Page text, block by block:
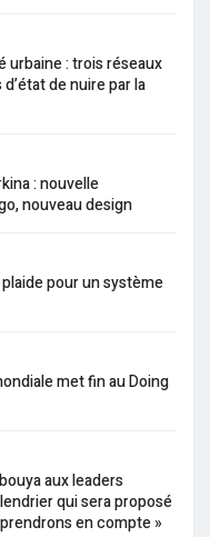
urbaine : trois réseaux
de nuire par la
: nouvelle
nouveau design
pour un système
met fin au Doing
aux leaders
qui sera proposé
en compte »